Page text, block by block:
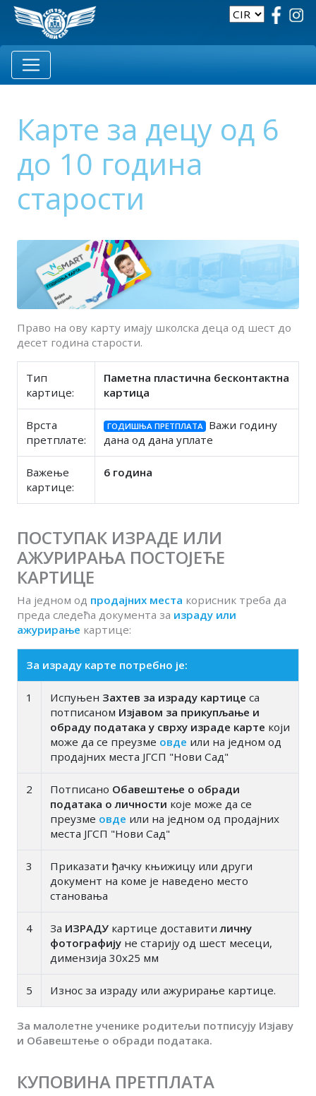
Карте за децу од 6
до 10 година
старости
Право на ову карту имају школска деца од шест до
десет година старости.
Тип
картице:
Паметна пластична бесконтактна
картица
Врста
претплате:
ГОДИШЊА ПРЕТПЛАТА
Важи годину
дана од дана уплате
Важење
картице:
6 година
ПОСТУПАК ИЗРАДЕ ИЛИ
АЖУРИРАЊА ПОСТОЈЕЋЕ
КАРТИЦЕ
На једном од продајних места корисник треба да
преда следећа документа за израду или
ажурирање картице:
За израду карте потребно је:
1 Испуњен Захтев за израду картице са
потписаном Изјавом за прикупљање и
обраду података у сврху израде карте који
може да се преузме овде или на једном од
продајних места ЈГСП "Нови Сад"
2 Потписано Обавештење о обради
података о личности које може да се
преузме овде или на једном од продајних
места ЈГСП "Нови Сад"
3
Приказати ђачку књижицу или други
документ на коме је наведено место
становања
4 За ИЗРАДУ картице доставитиличну
фотографију не старију од шест месеци,
димензија 30x25 мм
5 Износ за израду или ажурирање картице.
За малолетне ученике родитељи потписују Изјаву
и Обавештење о обради података.
КУПОВИНА ПРЕТПЛАТА